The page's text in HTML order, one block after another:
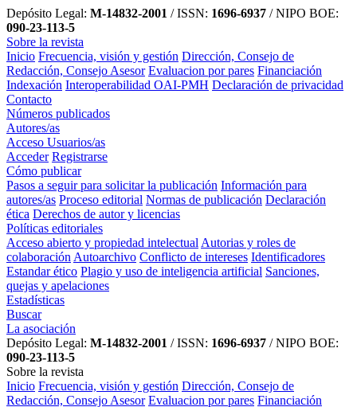
Depósito Legal: M-14832-2001 / ISSN: 1696-6937 / NIPO BOE:
090-23-113-5
Sobre la revista
Inicio Frecuencia, visión y gestión Dirección, Consejo de
Redacción, Consejo Asesor Evaluacion por pares Financiación
Indexación Interoperabilidad OAI-PMH Declaración de privacidad
Contacto
Números publicados
Autores/as
Acceso Usuarios/as
Acceder Registrarse
Cómo publicar
Pasos a seguir para solicitar la publicación Información para
autores/as Proceso editorial Normas de publicación Declaración
ética Derechos de autor y licencias
Políticas editoriales
Acceso abierto y propiedad intelectual Autorias y roles de
colaboración Autoarchivo Conflicto de intereses Identificadores
Estandar ético Plagio y uso de inteligencia artificial Sanciones,
quejas y apelaciones
Estadísticas
Buscar
La asociación
Depósito Legal: M-14832-2001 / ISSN: 1696-6937 / NIPO BOE:
090-23-113-5
Sobre la revista
Inicio Frecuencia, visión y gestión Dirección, Consejo de
Redacción, Consejo Asesor Evaluacion por pares Financiación